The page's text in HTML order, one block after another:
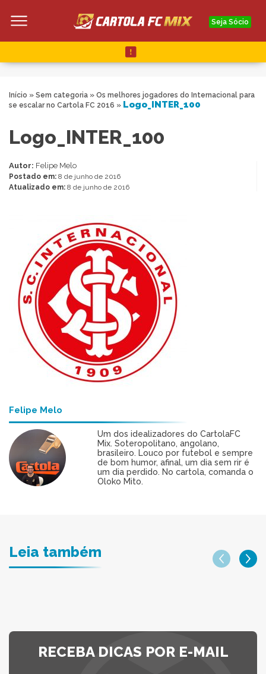
Seja Sócio
Início » Sem categoria » Os melhores jogadores do Internacional para
se escalar no Cartola FC 2016 » Logo_INTER_100
Logo_INTER_100
Autor: Felipe Melo
Postado em: 8 de junho de 2016
Atualizado em: 8 de junho de 2016
Felipe Melo
Um dos idealizadores do CartolaFC
Mix. Soteropolitano, angolano,
brasileiro. Louco por futebol e sempre
de bom humor, afinal, um dia sem rir é
um dia perdido. No cartola, comanda o
Oloko Mito.
Leia também
RECEBA DICAS POR E-MAIL